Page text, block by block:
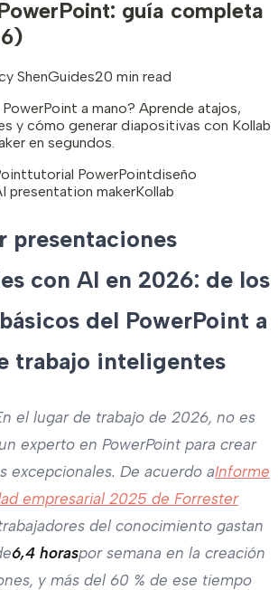
guía completa
ShenGuides20 min read
a mano? Aprende atajos,
y cómo generar diapositivas con Kollab
en segundos.
tutorial PowerPointdiseño
presentation makerKollab
presentaciones
con AI en 2026: de los
del PowerPoint a
trabajo inteligentes
el lugar de trabajo de 2026, no es
experto en PowerPoint para crear
excepcionales. De acuerdo aInforme
empresarial 2025 de Forrester
del conocimiento gastan
6,4 horaspor semana en la creación
y más del 60 % de ese tiempo